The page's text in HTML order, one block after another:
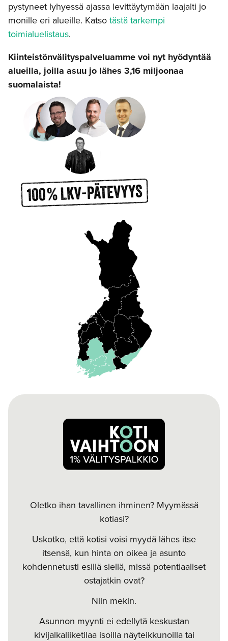
pystyneet lyhyessä ajassa levittäytymään laajalti jo
monille eri alueille. Katso tästä tarkempi
toimialuelistaus.
Kiinteistönvälityspalveluamme voi nyt hyödyntää
alueilla, joilla asuu jo lähes 3,16 miljoonaa
suomalaista!
Oletko ihan tavallinen ihminen? Myymässä
kotiasi?
Uskotko, että kotisi voisi myydä lähes itse
itsensä, kun hinta on oikea ja asunto
kohdennetusti esillä siellä, missä potentiaaliset
ostajatkin ovat?
Niin mekin.
Asunnon myynti ei edellytä keskustan
kivijalkaliiketilaa isoilla näyteikkunoilla tai